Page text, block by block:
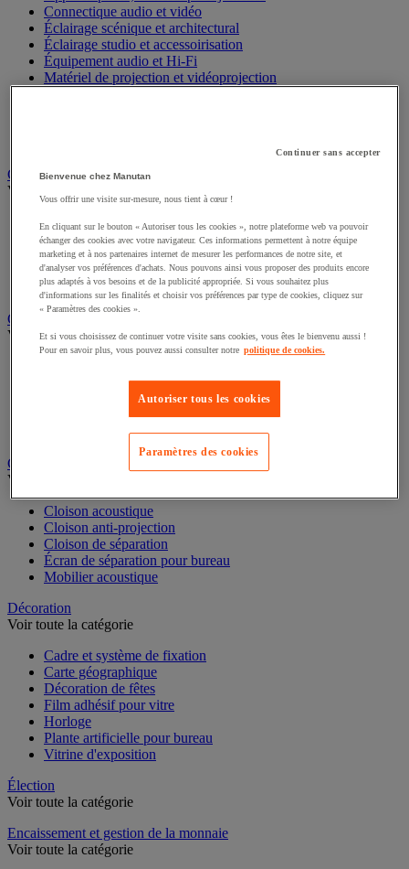
Appareil photo, caméscope et jumelles
Connectique audio et vidéo
Éclairage scénique et architectural
Éclairage studio et accessoirisation
Équipement audio et Hi-Fi
Matériel de projection et vidéoprojection
Chauffage, climatisation et traitement de l'air
Voir toute la catégorie
Chauffage
Climatiseur
Rafraîchisseur d'air
Traitement de l'air
Ventilateur
Classement et archivage
Voir toute la catégorie
Accessoires de classement pour le bureau
Boîte et caisse d'archives
Chemise et trieur
Classeur, intercalaire et pochette
Dossier suspendu
Cloison et mobilier acoustique
Voir toute la catégorie
Cloison acoustique
Cloison anti-projection
Cloison de séparation
Écran de séparation pour bureau
Décoration
Cadre et système de fixation
Carte géographique
Décoration de fêtes
Film adhésif pour vitre
Horloge
Plante artificielle pour bureau
Élection
Encaissement et gestion de la monnaie
Continuer sans accepter
Bienvenue chez Manutan
Vous offrir une visite sur-mesure, nous tient à cœur !
En cliquant sur le bouton « Autoriser tous les cookies », notre plateforme web va pouvoir
échanger des cookies avec votre navigateur. Ces informations permettent à notre équipe
marketing et à nos partenaires internet de mesurer les performances de notre site, et
d'analyser vos préférences d'achats. Nous pouvons ainsi vous proposer des produits encore
plus adaptés à vos besoins et de la publicité appropriée. Si vous souhaitez plus
d'informations sur les finalités et choisir vos préférences par type de cookies, cliquez sur
« Paramètres des cookies ».
Et si vous choisissez de continuer votre visite sans cookies, vous êtes le bienvenu aussi !
Pour en savoir plus, vous pouvez aussi consulter notre politique de cookies.
Autoriser tous les cookies
Paramètres des cookies